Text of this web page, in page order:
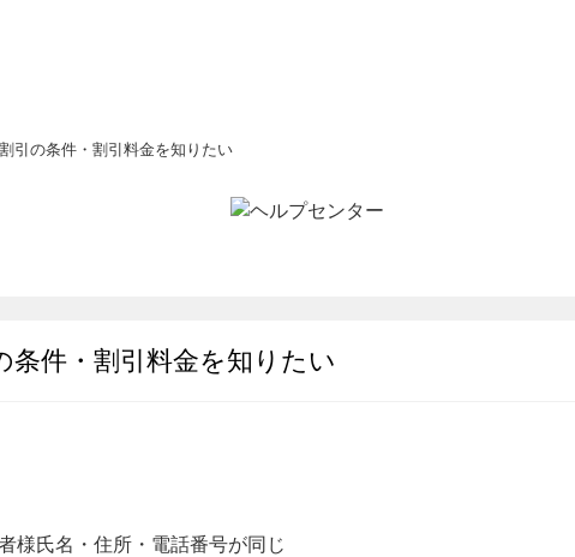
引の条件・割引料金を知りたい
条件・割引料金を知りたい
様氏名・住所・電話番号が同じ